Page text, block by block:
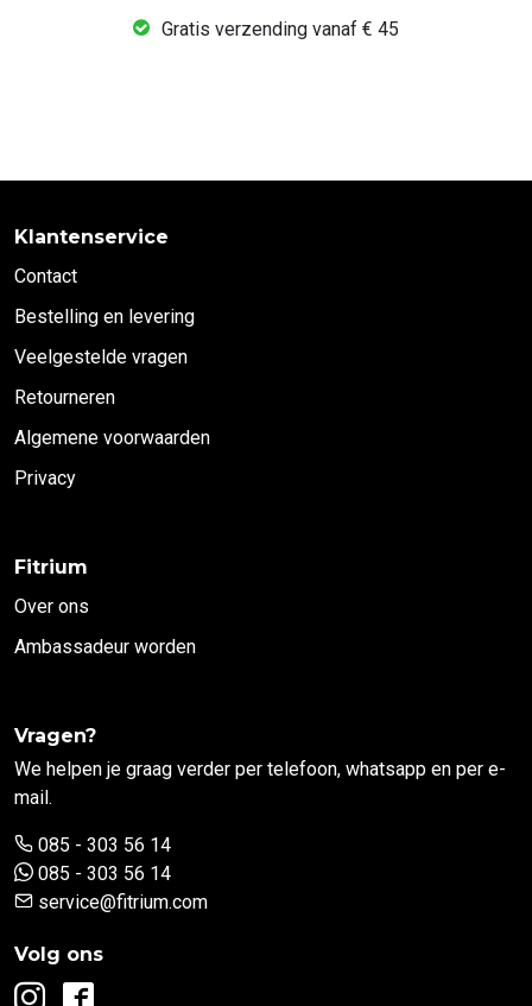
Gratis verzending vanaf € 45
Klantenservice
Contact
Bestelling en levering
Veelgestelde vragen
Retourneren
Algemene voorwaarden
Privacy
Fitrium
Over ons
Ambassadeur worden
Vragen?
We helpen je graag verder per telefoon, whatsapp en per e-
mail.
085 - 303 56 14
085 - 303 56 14
service@fitrium.com
Volg ons